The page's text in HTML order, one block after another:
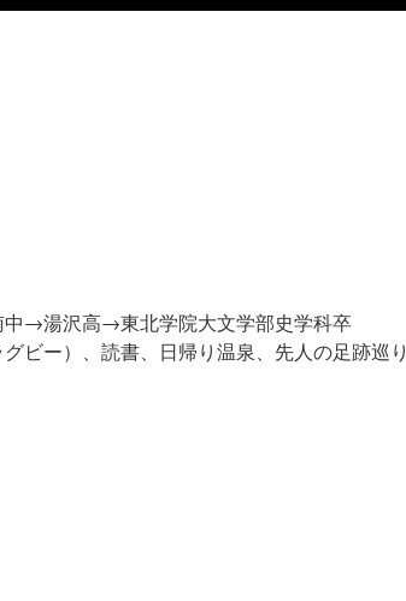
→湯沢高→東北学院大文学部史学科卒
ビー）、読書、日帰り温泉、先人の足跡巡り